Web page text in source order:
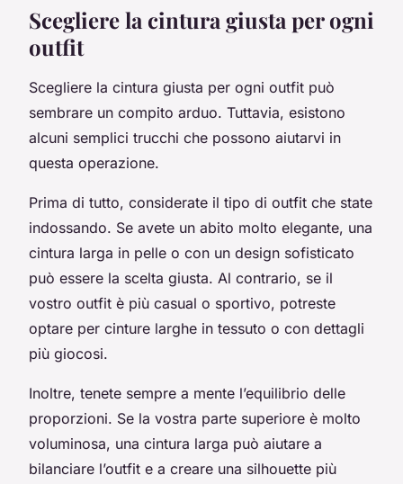
Scegliere la cintura giusta per ogni
outfit
Scegliere la cintura giusta per ogni outfit può
sembrare un compito arduo. Tuttavia, esistono
alcuni semplici trucchi che possono aiutarvi in
questa operazione.
Prima di tutto, considerate il tipo di outfit che state
indossando. Se avete un abito molto elegante, una
cintura larga in pelle o con un design sofisticato
può essere la scelta giusta. Al contrario, se il
vostro outfit è più casual o sportivo, potreste
optare per cinture larghe in tessuto o con dettagli
più giocosi.
Inoltre, tenete sempre a mente l’equilibrio delle
proporzioni. Se la vostra parte superiore è molto
voluminosa, una cintura larga può aiutare a
bilanciare l’outfit e a creare una silhouette più